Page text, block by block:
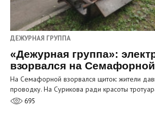
ДЕЖУРНАЯ ГРУППА
«Дежурная группа»:
взорвался на Семафорной
На Семафорной взорвался щиток: жители
проводку. На Сурикова ради красоты
695